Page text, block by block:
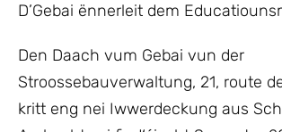
D’Gebai ënnerleit dem
Den Daach vum Gebai vun der
Stroossebauverwaltung, 21, route
kritt eng nei Iwwerdeckung aus